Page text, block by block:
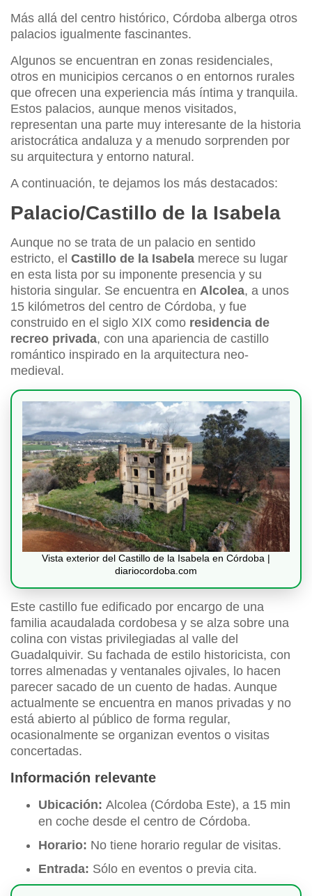
Más allá del centro histórico, Córdoba alberga otros
palacios igualmente fascinantes.
Algunos se encuentran en zonas residenciales,
otros en municipios cercanos o en entornos rurales
que ofrecen una experiencia más íntima y tranquila.
Estos palacios, aunque menos visitados,
representan una parte muy interesante de la historia
aristocrática andaluza y a menudo sorprenden por
su arquitectura y entorno natural.
A continuación, te dejamos los más destacados:
Palacio/Castillo de la Isabela
Aunque no se trata de un palacio en sentido
estricto, el Castillo de la Isabela merece su lugar
en esta lista por su imponente presencia y su
historia singular. Se encuentra en Alcolea, a unos
15 kilómetros del centro de Córdoba, y fue
construido en el siglo XIX como residencia de
recreo privada, con una apariencia de castillo
romántico inspirado en la arquitectura neo-
medieval.
Vista exterior del Castillo de la Isabela en Córdoba |
diariocordoba.com
Este castillo fue edificado por encargo de una
familia acaudalada cordobesa y se alza sobre una
colina con vistas privilegiadas al valle del
Guadalquivir. Su fachada de estilo historicista, con
torres almenadas y ventanales ojivales, lo hacen
parecer sacado de un cuento de hadas. Aunque
actualmente se encuentra en manos privadas y no
está abierto al público de forma regular,
ocasionalmente se organizan eventos o visitas
concertadas.
Información relevante
Ubicación: Alcolea (Córdoba Este), a 15 min
en coche desde el centro de Córdoba.
Horario: No tiene horario regular de visitas.
Entrada: Sólo en eventos o previa cita.